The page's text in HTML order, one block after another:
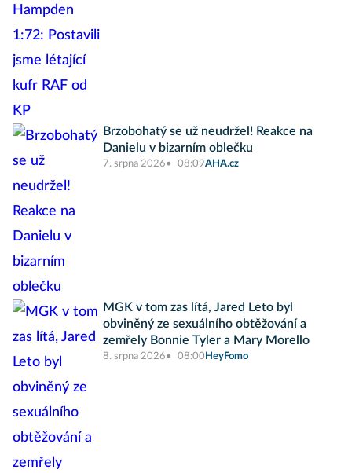
Brzobohatý se už neudržel! Reakce na
Danielu v bizarním oblečku
7. srpna 2026 08:09AHA.cz
MGK v tom zas lítá, Jared Leto byl
obviněný ze sexuálního obtěžování a
zemřely Bonnie Tyler a Mary Morello
8. srpna 2026 08:00 HeyFomo